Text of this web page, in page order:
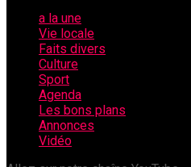
a la une
Vie locale
Faits divers
Culture
Sport
Agenda
Les bons plans
Annonces
Vidéo